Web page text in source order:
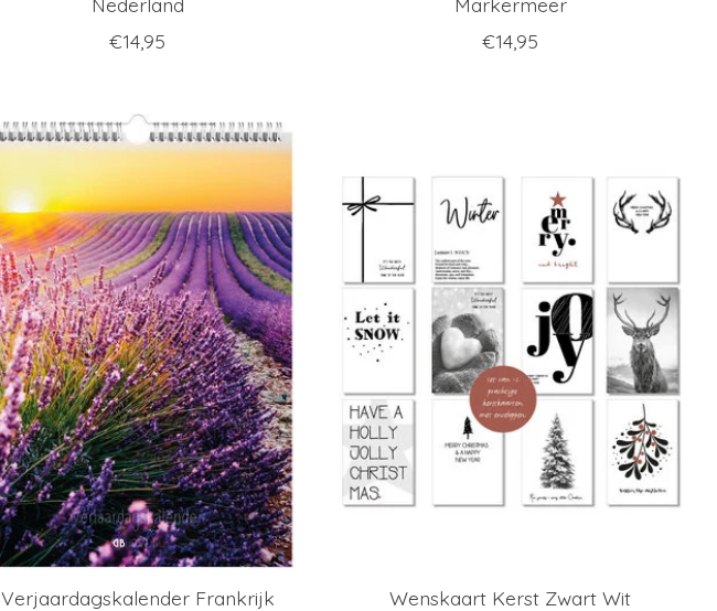
€14,95
€14,95
Verjaardagskalender Frankrijk Wenskaart Kerst Zwart Wit